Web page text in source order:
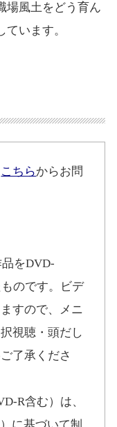
場風土をどう育ん
います。
こちらからお問
をDVD-
のです。ビデ
すので、メニ
視聴・頭だし
了承くださ
R含む）は、